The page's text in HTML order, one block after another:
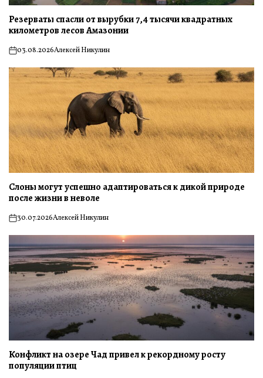
Резерваты спасли от вырубки 7,4 тысячи квадратных
километров лесов Амазонии
on03.08.2026Алексей Никулин
Слоны могут успешно адаптироваться к дикой природе
после жизни в неволе
on30.07.2026Алексей Никулин
Конфликт на озере Чад привел к рекордному росту
популяции птиц